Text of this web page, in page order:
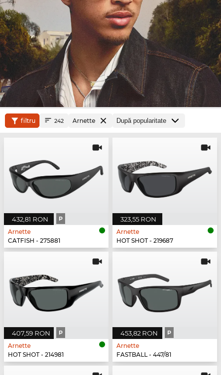
filtru 242 Arnette
432,81 RON P
Arnette
CATFISH - 275881
323,55 RON
Arnette
HOT SHOT - 219687
407,59 RON P
Arnette
HOT SHOT - 214981
453,82 RON P
Arnette
FASTBALL - 447/81